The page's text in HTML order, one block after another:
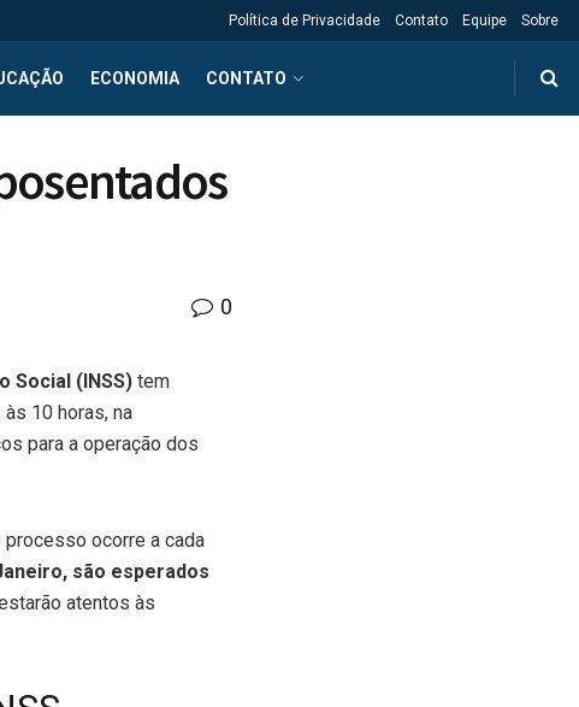
Política de Privacidade Contato Equipe Sobre
ECONOMIA CONTATO
0
Social (INSS) tem
10 horas, na
para a operação dos
processo ocorre a cada
são esperados
atentos às